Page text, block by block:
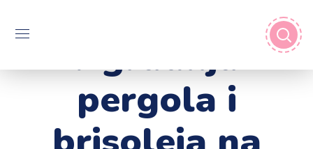
izgradnja
pergola i